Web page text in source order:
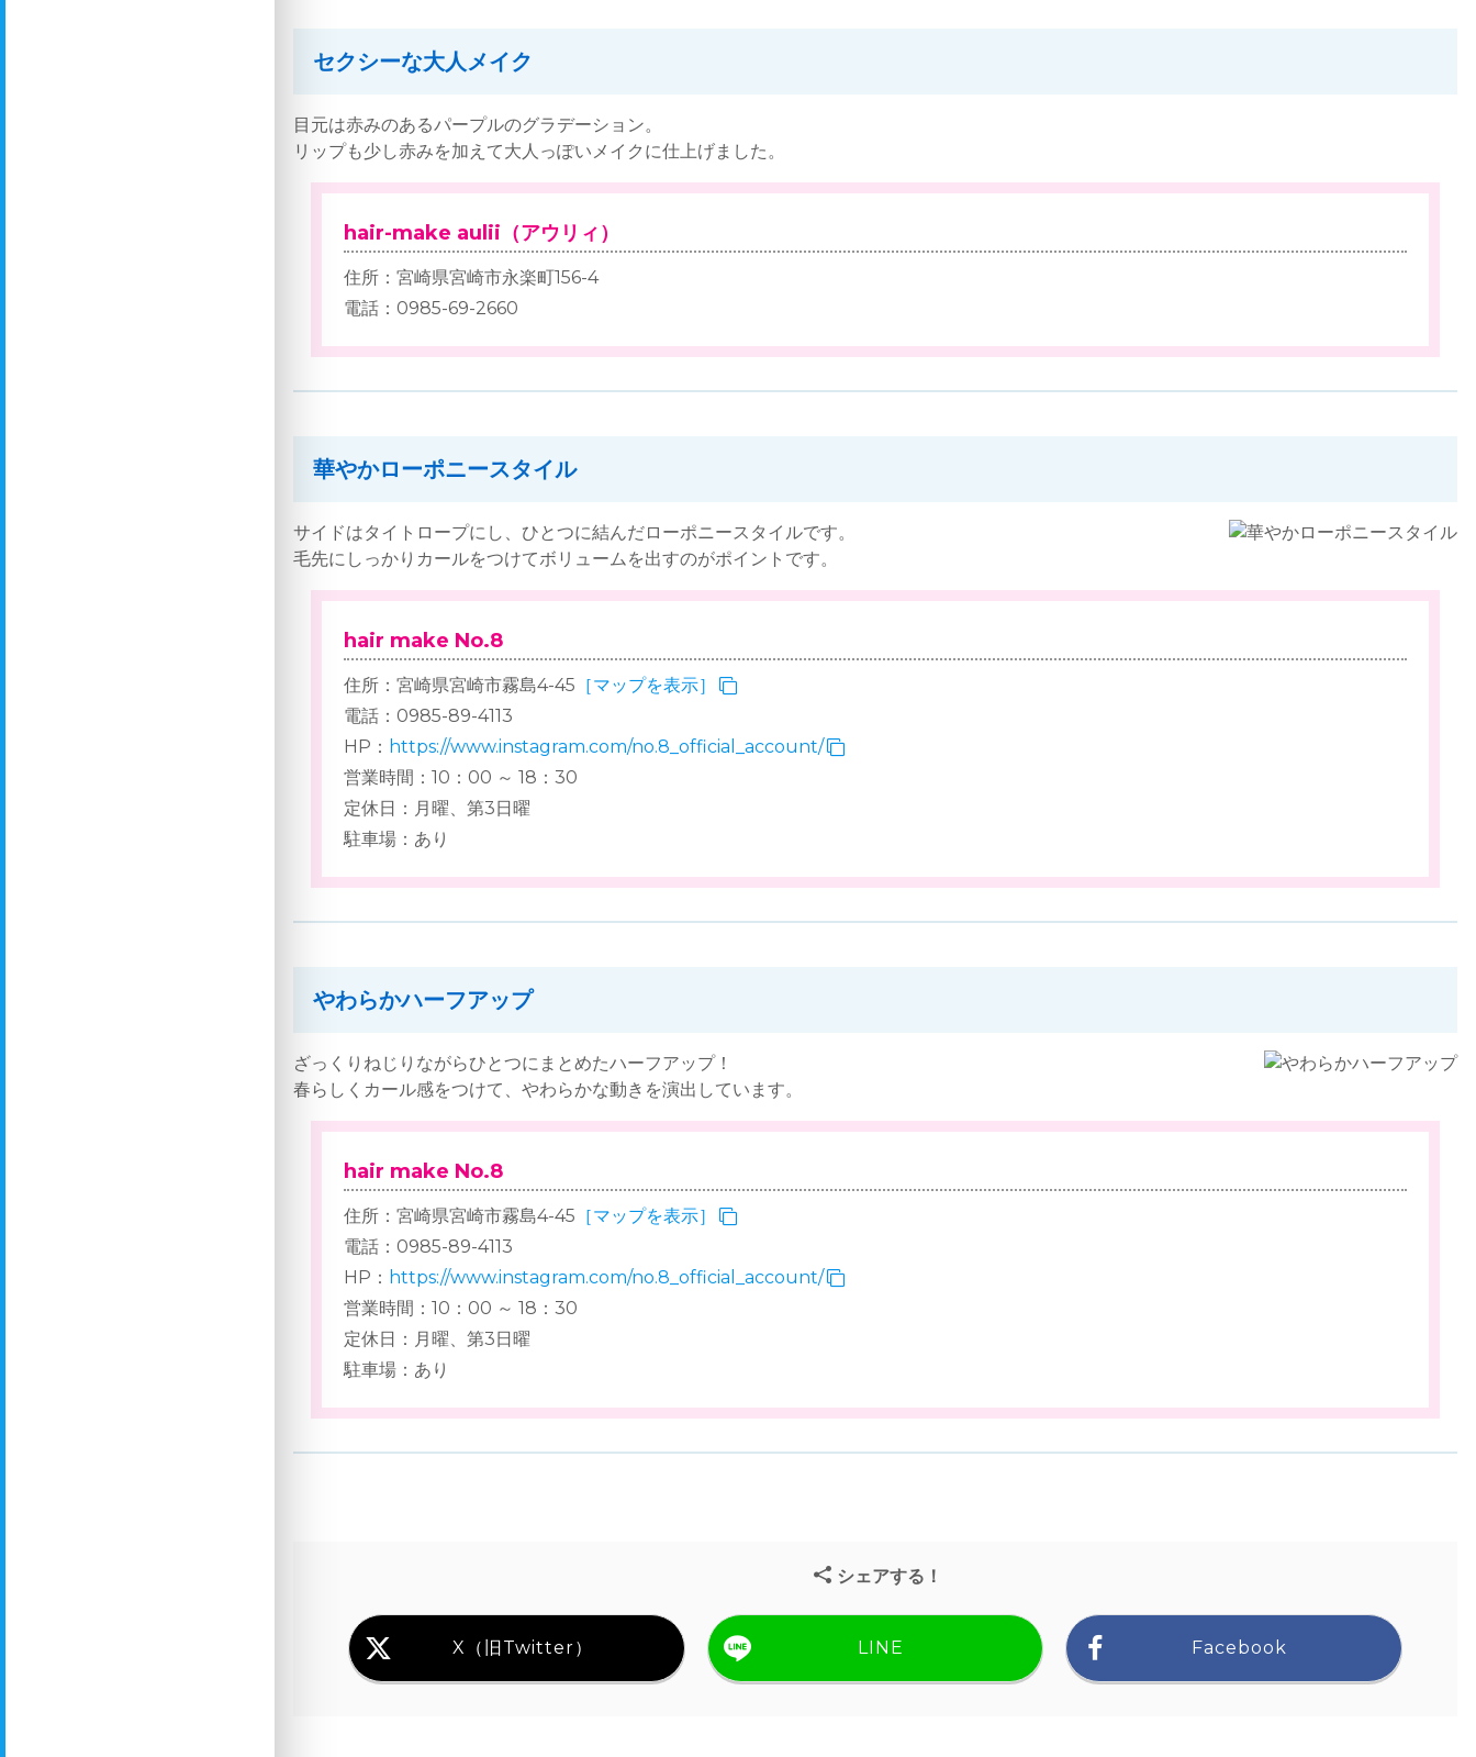
セクシーな大人メイク
目元は赤みのあるパープルのグラデーション。
リップも少し赤みを加えて大人っぽいメイクに仕上げました。
hair-make aulii（アウリィ）
住所：宮崎県宮崎市永楽町156-4
電話：0985-69-2660
華やかローポニースタイル
サイドはタイトロープにし、ひとつに結んだローポニースタイルです。
毛先にしっかりカールをつけてボリュームを出すのがポイントです。
hair make No.8
住所：宮崎県宮崎市霧島4-45 ［マップを表示］
電話：0985-89-4113
HP： https://www.instagram.com/no.8_official_account/
営業時間：10：00 ～ 18：30
定休日：月曜、第3日曜
駐車場：あり
やわらかハーフアップ
ざっくりねじりながらひとつにまとめたハーフアップ！
春らしくカール感をつけて、やわらかな動きを演出しています。
hair make No.8
住所：宮崎県宮崎市霧島4-45 ［マップを表示］
電話：0985-89-4113
HP： https://www.instagram.com/no.8_official_account/
営業時間：10：00 ～ 18：30
定休日：月曜、第3日曜
駐車場：あり
シェアする！
X（旧Twitter） LINE Facebook